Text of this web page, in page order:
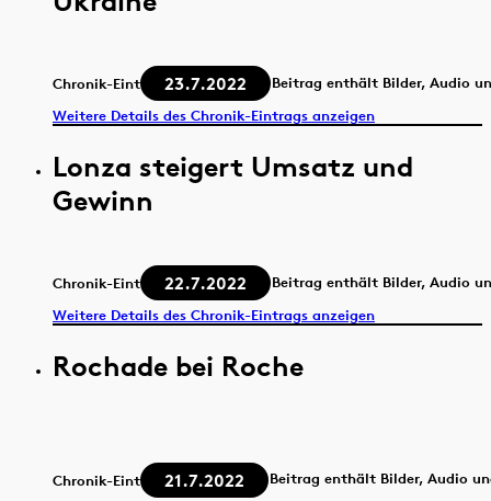
Chronik-Eintrag 23.7.2022
Beitrag enthält Bilder, Audio
Weitere Details des Chronik-Eintrags anzeigen
Lonza steigert Umsatz und
Gewinn
Chronik-Eintrag 22.7.2022
Beitrag enthält Bilder, Audio
Weitere Details des Chronik-Eintrags anzeigen
Rochade bei Roche
Chronik-Eintrag 21.7.2022
Beitrag enthält Bilder, Audio